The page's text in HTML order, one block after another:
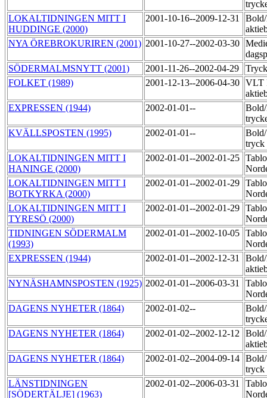
LOKALTIDNINGEN MITT I
HUDDINGE (2000)
2001-10-16--2009-12-31
NYA ÖREBROKURIREN (2001) 2001-10-27--2002-03-30
SÖDERMALMSNYTT (2001)
2001-11-26--2002-04-29
FOLKET (1989)
2001-12-13--2006-04-30 VLT
EXPRESSEN (1944)
2002-01-01--
KVÄLLSPOSTEN (1995)
2002-01-01--
Bold/
tryck
LOKALTIDNINGEN MITT I
HANINGE (2000)
2002-01-01--2002-01-25
LOKALTIDNINGEN MITT I
BOTKYRKA (2000)
2002-01-01--2002-01-29
LOKALTIDNINGEN MITT I
TYRESÖ (2000)
2002-01-01--2002-01-29
TIDNINGEN SÖDERMALM
(1993)
2002-01-01--2002-10-05
EXPRESSEN (1944)
2002-01-01--2002-12-31
NYNÄSHAMNSPOSTEN (1925) 2002-01-01--2006-03-31
DAGENS NYHETER (1864)
2002-01-02--
DAGENS NYHETER (1864)
2002-01-02--2002-12-12
DAGENS NYHETER (1864)
2002-01-02--2004-09-14 Bold/
tryck
LÄNSTIDNINGEN
[SÖDERTÄLJE] (1963)
2002-01-02--2006-03-31